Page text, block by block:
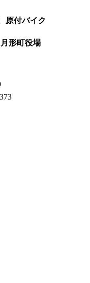
原付バイク
月形町役場